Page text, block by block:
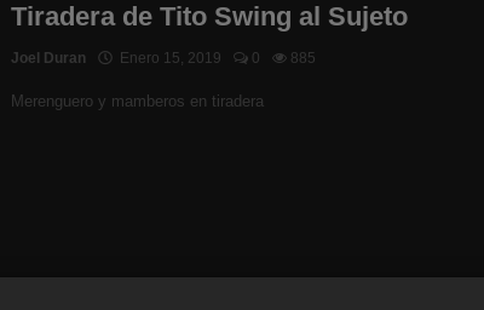
Tiradera de Tito Swing al Sujeto
Joel Duran Enero 15, 2019 0 885
Merenguero y mamberos en tiradera